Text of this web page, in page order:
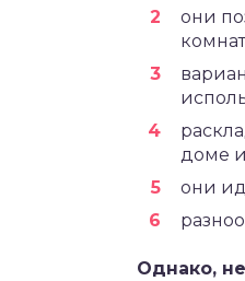
они
доме
они
Однако,